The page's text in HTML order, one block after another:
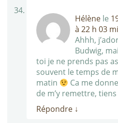
Hélène le
à 22 h 03
Ahhh,
Budwig,
toi je ne prends pas
souvent le temps de
matin
Ca me
de m’y remettre, tiens
Répondre ↓